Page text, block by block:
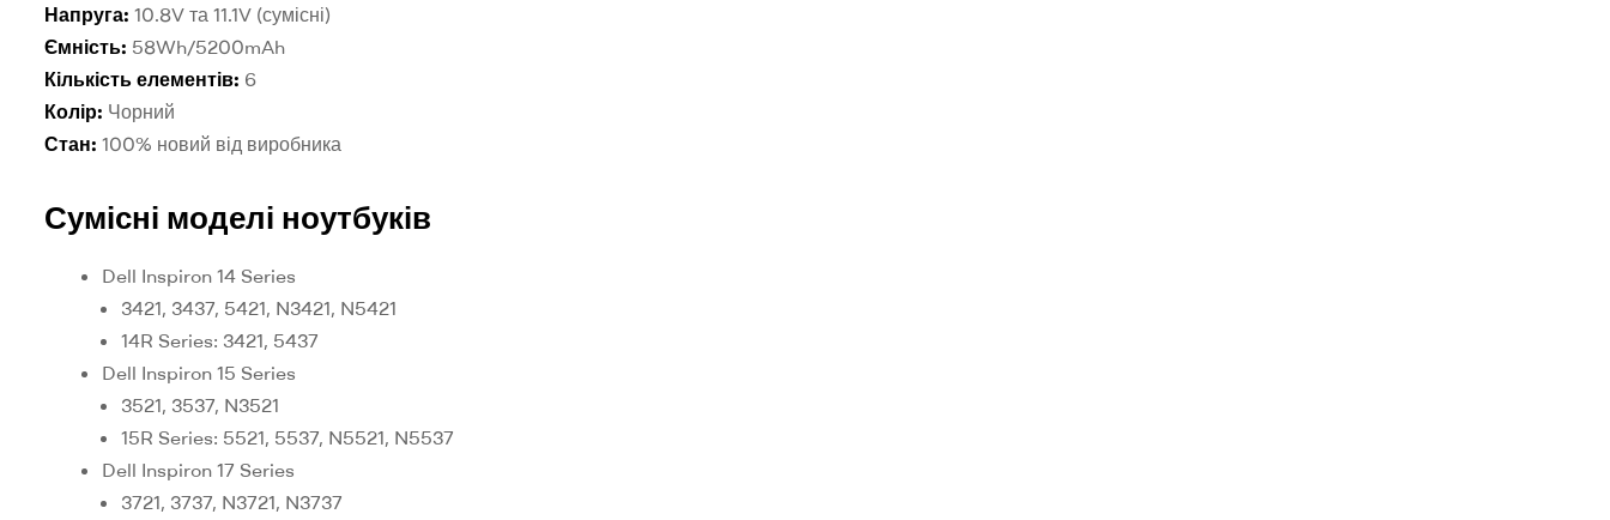
Напруга: 10.8V та 11.1V (сумісні)
Ємність: 58Wh/5200mAh
Кількість елементів: 6
Колір: Чорний
Стан: 100% новий від виробника
Сумісні моделі ноутбуків
Dell Inspiron 14 Series
3421, 3437, 5421, N3421, N5421
14R Series: 3421, 5437
Dell Inspiron 15 Series
3521, 3537, N3521
15R Series: 5521, 5537, N5521, N5537
Dell Inspiron 17 Series
3721, 3737, N3721, N3737